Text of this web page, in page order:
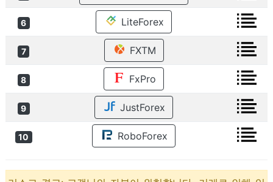
6 LiteForex
7 FXTM
8 FxPro
9 JustForex
10 RoboForex